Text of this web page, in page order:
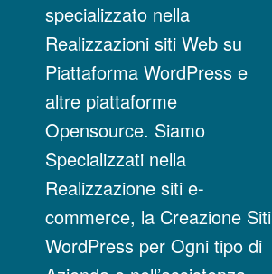
specializzato nella
Realizzazioni siti Web su
Piattaforma WordPress e
altre piattaforme
Opensource. Siamo
Specializzati nella
Realizzazione siti e-
commerce, la Creazione Siti
WordPress per Ogni tipo di